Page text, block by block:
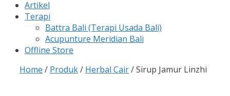
Artikel
Terapi
Battra Bali (Terapi Usada Bali)
Acupunture Meridian Bali
Offline Store
Home / Produk/ Herbal Cair/ Sirup Jamur Linzhi